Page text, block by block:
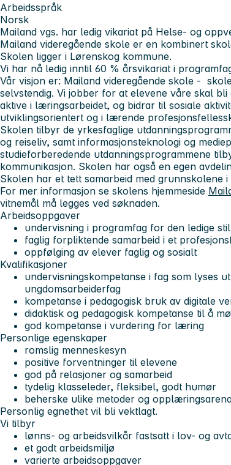
Arbeidsspråk
Norsk
Mailand vgs. har ledig vikariat på Helse- og
Mailand videregående skole er en kombinert
Skolen ligger i Lørenskog kommune.
Vi har nå ledig inntil 60 % årsvikariat i
Vår visjon er: Mailand videregående skole -
selvstendig. Vi jobber for at elevene våre skal
aktive i læringsarbeidet, og bidrar til sosiale
utviklingsorientert og i lærende
Skolen tilbyr de yrkesfaglige
og reiseliv, samt informasjonsteknologi og
studieforberedende utdanningsprogrammene
kommunikasjon. Skolen har også en egen
Skolen har et tett samarbeid med grunnskolene
For mer informasjon se skolens hjemmeside
vitnemål må legges ved søknaden.
Arbeidsoppgaver
undervisning i programfag for den ledige
faglig forpliktende samarbeid i et
oppfølging av elever faglig og sosialt
Kvalifikasjoner
undervisningskompetanse i fag som lyses
ungdomsarbeiderfag
kompetanse i pedagogisk bruk av digitale
didaktisk og pedagogisk kompetanse til å
god kompetanse i vurdering for læring
Personlige egenskaper
romslig menneskesyn
positive forventninger til elevene
god på relasjoner og samarbeid
tydelig klasseleder, fleksibel, godt humør
beherske ulike metoder og
Personlig egnethet vil bli vektlagt.
Vi tilbyr
lønns- og arbeidsvilkår fastsatt i lov- og
et godt arbeidsmiljø
varierte arbeidsoppgaver